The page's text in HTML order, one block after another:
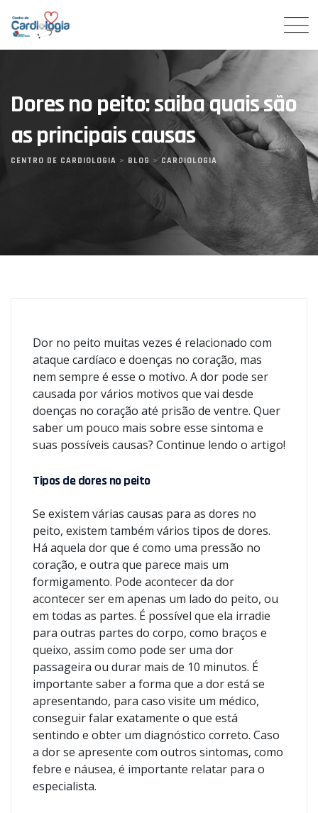
content
Dores no peito: saiba quais são
as principais causas
CENTRO DE CARDIOLOGIA > BLOG >CARDIOLOGIA >
Dor no peito muitas vezes é relacionado com
ataque cardíaco e doenças no coração, mas
nem sempre é esse o motivo. A dor pode ser
causada por vários motivos que vai desde
doenças no coração até prisão de ventre. Quer
saber um pouco mais sobre esse sintoma e
suas possíveis causas? Continue lendo o artigo!
Tipos de dores no peito
Se existem várias causas para as dores no
peito, existem também vários tipos de dores.
Há aquela dor que é como uma pressão no
coração, e outra que parece mais um
formigamento. Pode acontecer da dor
acontecer ser em apenas um lado do peito, ou
em todas as partes. É possível que ela irradie
para outras partes do corpo, como braços e
queixo, assim como pode ser uma dor
passageira ou durar mais de 10 minutos. É
importante saber a forma que a dor está se
apresentando, para caso visite um médico,
conseguir falar exatamente o que está
sentindo e obter um diagnóstico correto. Caso
a dor se apresente com outros sintomas, como
febre e náusea, é importante relatar para o
especialista.